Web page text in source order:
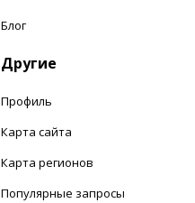
Блог
Другие
Профиль
Карта сайта
Карта регионов
Популярные запросы